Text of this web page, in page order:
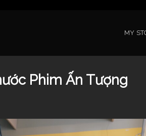
MY
Phim Ấn Tượng